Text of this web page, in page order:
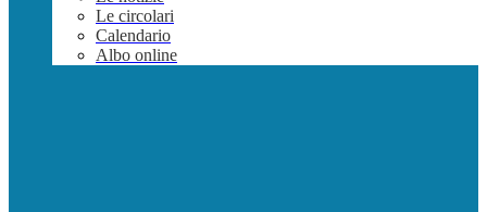
Le circolari
Calendario
Albo online